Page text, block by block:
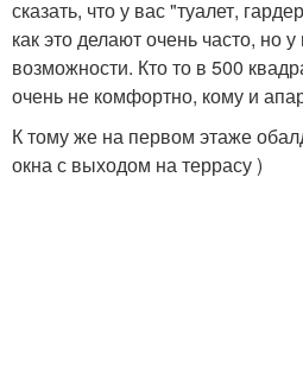
сказать, что у вас "туалет,
как это делают очень часто, но
возможности. Кто то в 500
очень не комфортно, кому и
К тому же на первом этаже
окна с выходом на террасу )